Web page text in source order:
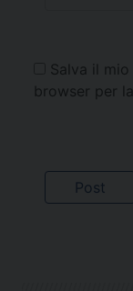
Salva il
browser per